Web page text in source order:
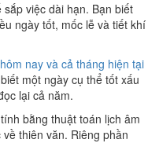
việc dài hạn. Bạn biết
ngày tốt, mốc lễ và tiết khí
nay và cả tháng hiện tại
một ngày cụ thể tốt xấu
lại cả năm.
bằng thuật toán lịch âm
thiên văn. Riêng phần